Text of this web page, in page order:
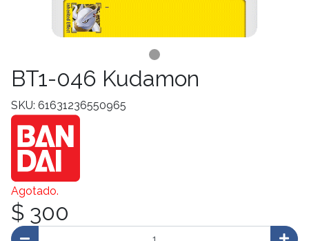
BT1-046 Kudamon
SKU: 61631236550965
Agotado.
$ 300